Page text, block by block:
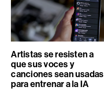
Artistas se resisten a
que sus voces y
canciones sean usadas
para entrenar a la IA